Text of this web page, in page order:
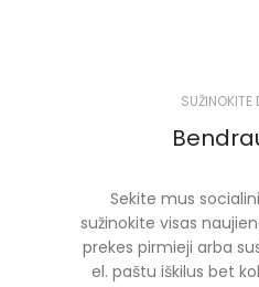
SUŽINOKITE
Sekite mus
sužinokite visas
prekes pirmieji arba
el. paštu iškilus bet